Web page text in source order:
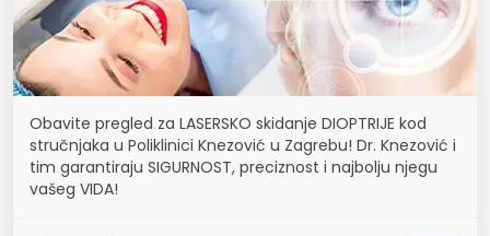
Obavite pregled za LASERSKO skidanje DIOPTRIJE kod
stručnjaka u Poliklinici Knezović u Zagrebu! Dr. Knezović i
tim garantiraju SIGURNOST, preciznost i najbolju njegu
vašeg VIDA!